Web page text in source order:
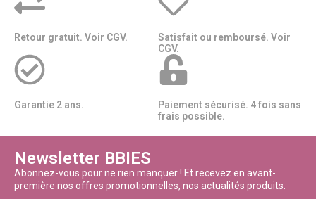
Retour gratuit. Voir CGV.
Satisfait ou remboursé. Voir
CGV.
Garantie 2 ans.
Paiement sécurisé. 4 fois sans
frais possible.
Newsletter BBIES
Abonnez-vous pour ne rien manquer ! Et recevez en avant-
première nos offres promotionnelles, nos actualités produits.